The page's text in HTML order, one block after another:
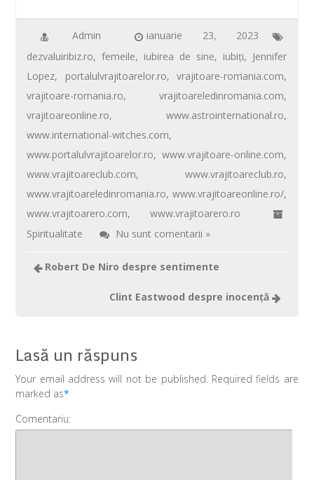
e
o
o
k
tt
er
ail er
e
st
at
s
A
p
p
ta
je
az
ă
Admin
ianuarie 23, 2023
dezvaluiribiz.ro,femeile, iubirea de sine, iubiţi, Jennifer
Lopez, portalulvrajitoarelor.ro,vrajitoare-romania.com,
vrajitoare-romania.ro,vrajitoareledinromania.com,
vrajitoareonline.ro,www.astrointernational.ro,
www.international-witches.com,
www.portalulvrajitoarelor.ro,www.vrajitoare-online.com,
www.vrajitoareclub.com,www.vrajitoareclub.ro,
www.vrajitoareledinromania.ro,www.vrajitoareonline.ro/,
www.vrajitoarero.com, www.vrajitoarero.ro
Spiritualitate
Nu sunt comentarii »
Robert De Niro despre sentimente
Clint Eastwood despre inocenţă
Lasă un răspuns
Your email address will not be published. Required fields are
marked as*
Comentariu: